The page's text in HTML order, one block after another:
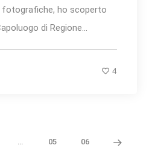
fotografiche, ho scoperto
di Regione...
4
… 05 06